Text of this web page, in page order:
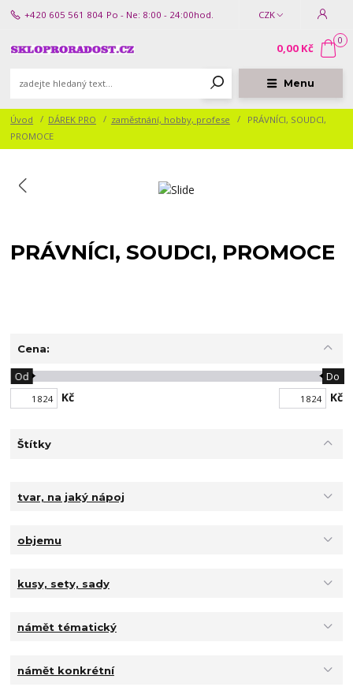
Menu
CZK
+420 605 561 804 Po - Ne: 8:00 - 24:00hod.
0
0,00 Kč
Úvod DÁREK PRO zaměstnání, hobby, profese
PRÁVNÍCI, SOUDCI,
PROMOCE
PRÁVNÍCI, SOUDCI, PROMOCE
Cena:
Kč
Od Do
Kč
Štítky
tvar, na jaký nápoj
objemu
kusy, sety, sady
námět tématický
námět konkrétní